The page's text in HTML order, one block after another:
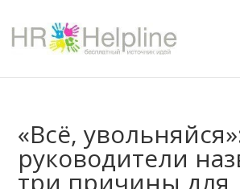
«Всё,
руководители
три причины для